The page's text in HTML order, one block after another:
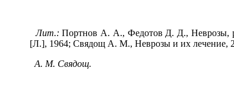
Лит.: Портнов А. А., Федотов Д. Д., Неврозы,
[Л.], 1964; Свядощ А. М., Неврозы и их лечение,
А. М. Свядощ.